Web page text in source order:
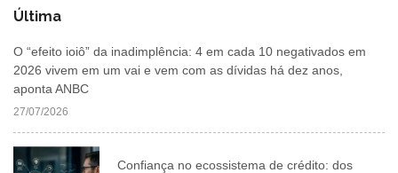
Última
O “efeito ioiô” da inadimplência: 4 em cada 10 negativados em
2026 vivem em um vai e vem com as dívidas há dez anos,
aponta ANBC
27/07/2026
Confiança no ecossistema de crédito: dos